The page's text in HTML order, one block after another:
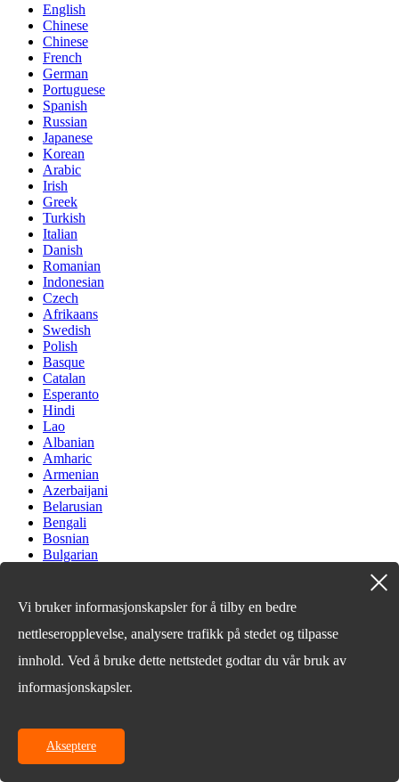
English
Chinese
Chinese
French
German
Portuguese
Spanish
Russian
Japanese
Korean
Arabic
Irish
Greek
Turkish
Italian
Danish
Romanian
Indonesian
Czech
Afrikaans
Swedish
Polish
Basque
Catalan
Esperanto
Hindi
Lao
Albanian
Amharic
Armenian
Azerbaijani
Belarusian
Bengali
Bosnian
Bulgarian
Corsican
Dutch
Filipino
Finnish
Frisian
Georgian
Gujarati
Haitian
Vi bruker informasjonskapsler for å tilby en bedre
nettleseropplevelse, analysere trafikk på stedet og tilpasse
innhold. Ved å bruke dette nettstedet godtar du vår bruk av
informasjonskapsler.
Akseptere